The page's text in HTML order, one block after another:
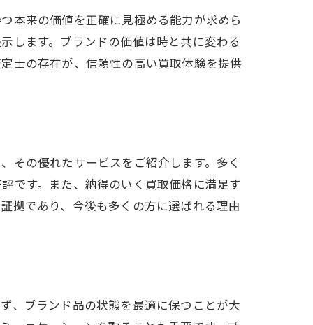
本来の価値を正確に見極める能力が求めら
します。ブランドの価値は時と共に変わる
士の存在が、信頼性の高い買取体験を提供
その優れたサービスをご紹介します。多く
です。また、納得のいく買取価格に満足す
拠であり、今後も多くの方に選ばれる理由
、ブランド品の状態を最適に保つことが大